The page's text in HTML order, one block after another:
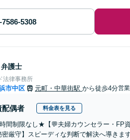
弁護士
法律事務所
市中区 元町・中華街駅 から徒歩4分営
配偶者 料金表を見る
間制限なし★【💬夫婦カウンセラー・FP
密厳守】スピーディな判断で解決へ導き